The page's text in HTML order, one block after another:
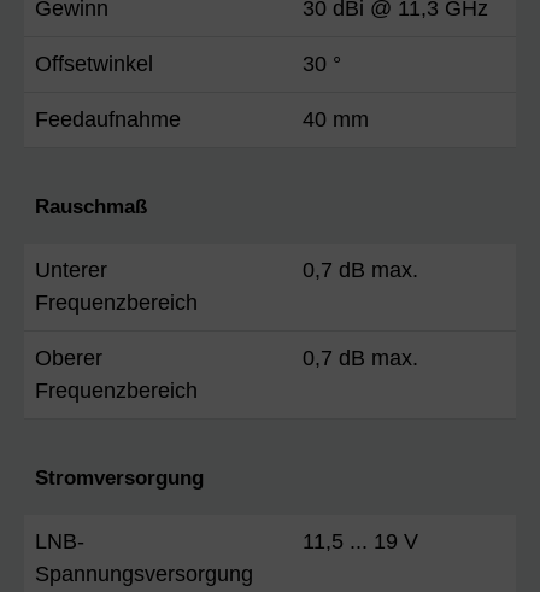
Gewinn 30 dBi @ 11,3 GHz
Offsetwinkel 30 °
Feedaufnahme 40 mm
Rauschmaß
Unterer
Frequenzbereich
0,7 dB max.
Oberer
Frequenzbereich
0,7 dB max.
Stromversorgung
LNB-
Spannungsversorgung
11,5 ... 19 V